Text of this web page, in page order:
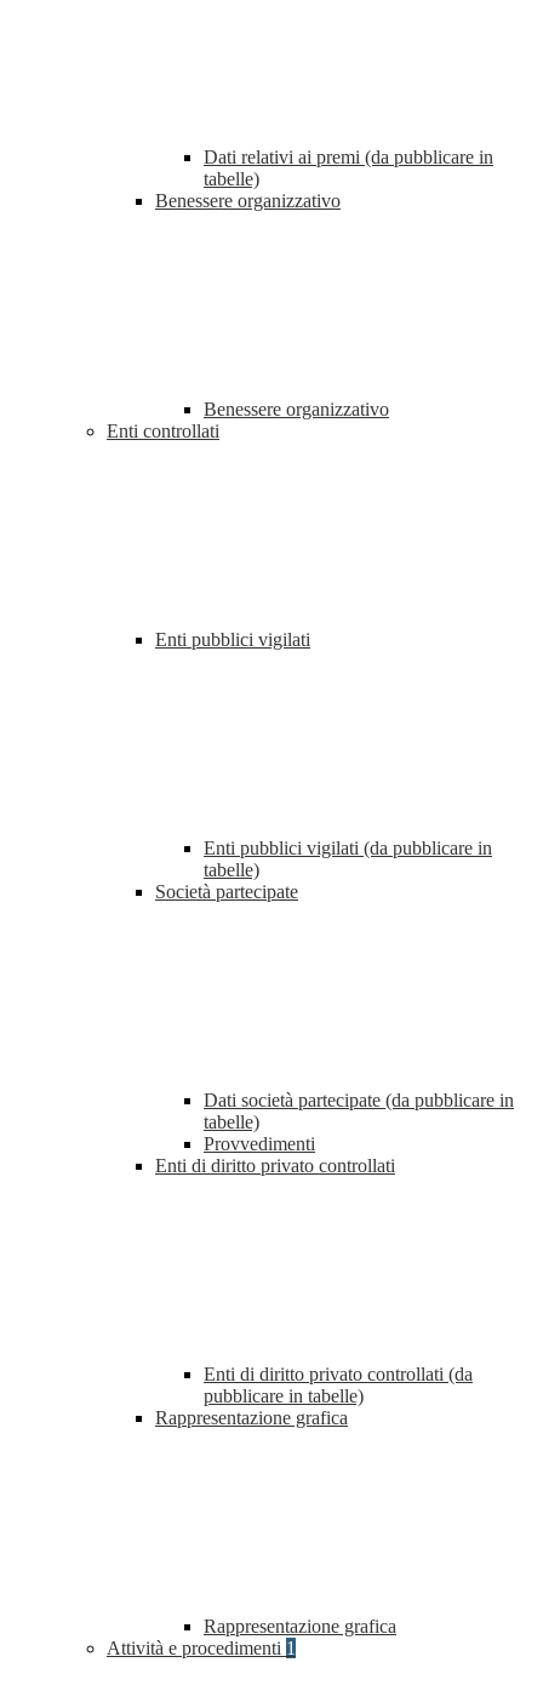
Dati relativi ai premi (da pubblicare in
tabelle)
Benessere organizzativo
Benessere organizzativo
Enti controllati
Enti pubblici vigilati
Enti pubblici vigilati (da pubblicare in
tabelle)
Società partecipate
Dati società partecipate (da pubblicare in
tabelle)
Provvedimenti
Enti di diritto privato controllati
Enti di diritto privato controllati (da
pubblicare in tabelle)
Rappresentazione grafica
Rappresentazione grafica
Attività e procedimenti 1